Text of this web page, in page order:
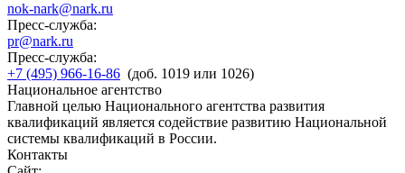
nok-nark@nark.ru
Пресс-служба:
pr@nark.ru
Пресс-служба:
+7 (495) 966-16-86 (доб. 1019 или 1026)
Национальное агентство
Главной целью Национального агентства развития
квалификаций является содействие развитию Национальной
системы квалификаций в России.
Контакты